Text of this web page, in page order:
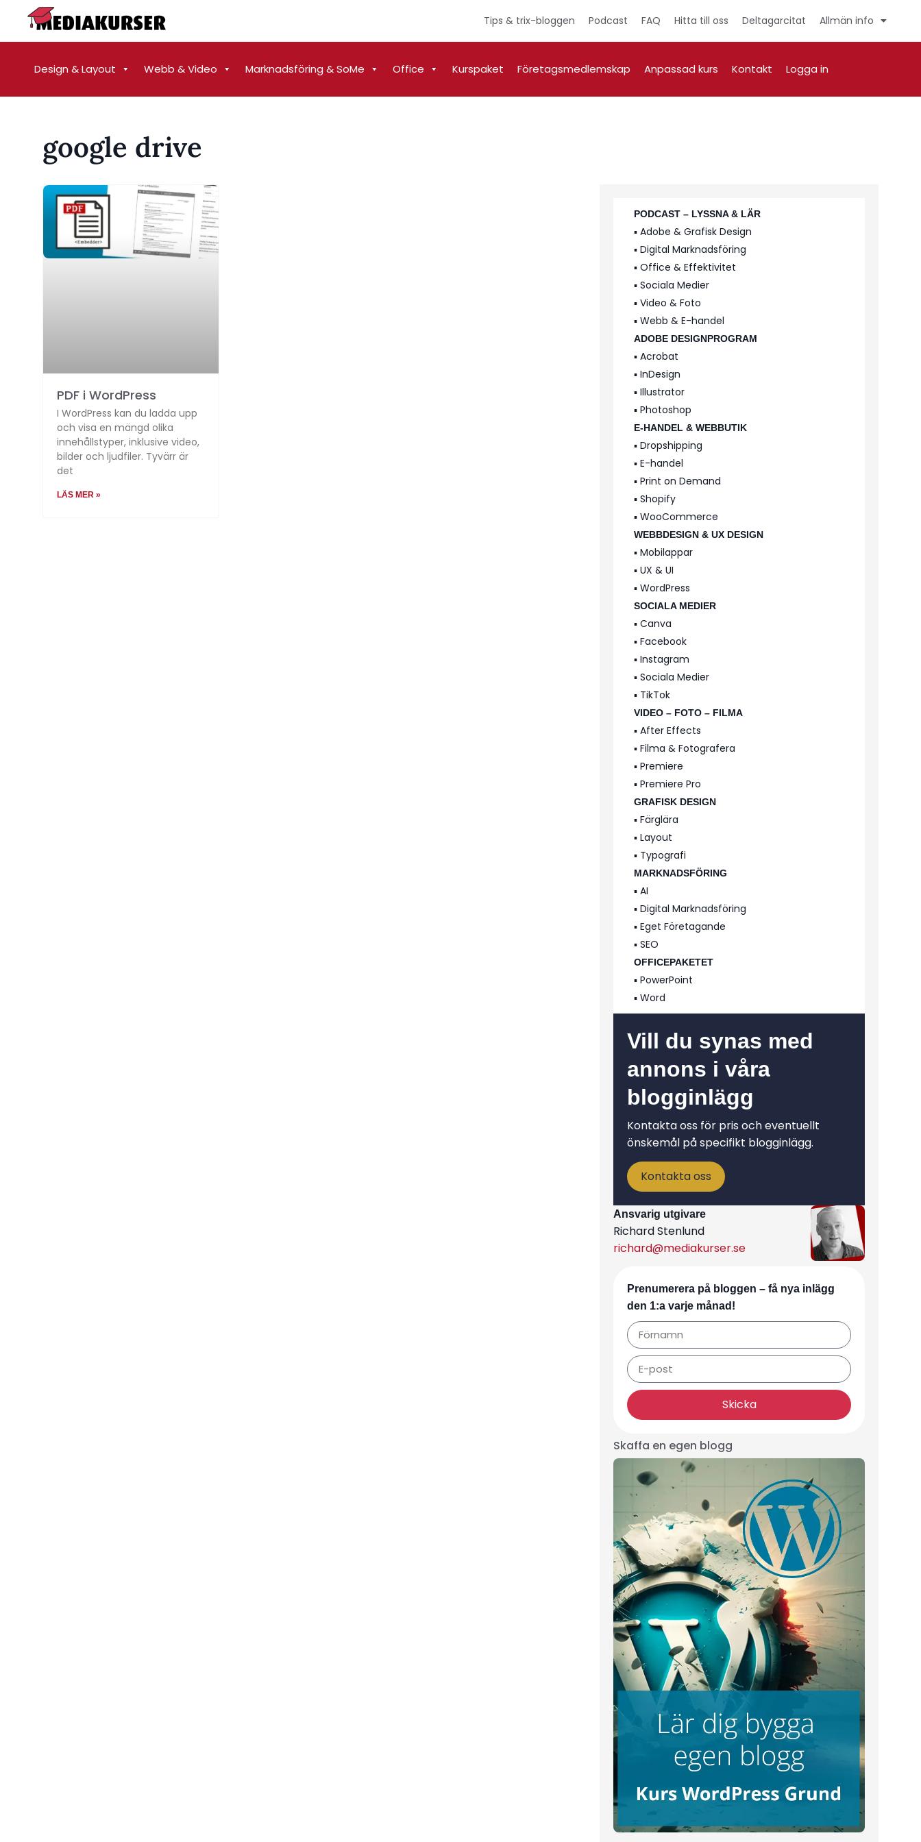
Tips & trix-bloggen Podcast FAQ Hitta till oss Deltagarcitat Allmän info
Design & Layout Webb & Video Marknadsföring & SoMe Office Kurspaket Företagsmedlemskap Anpassad kurs Kontakt Logga in
google drive
PODCAST – LYSSNA & LÄR
▪️ Adobe & Grafisk Design
▪️ Digital Marknadsföring
▪️ Office & Effektivitet
▪️ Sociala Medier
▪️ Video & Foto
▪️ Webb & E-handel
ADOBE DESIGNPROGRAM
▪️ Acrobat
▪️ InDesign
▪️ Illustrator
▪️ Photoshop
E-HANDEL & WEBBUTIK
▪️ Dropshipping
▪️ E-handel
▪️ Print on Demand
▪️ Shopify
▪️ WooCommerce
WEBBDESIGN & UX DESIGN
▪️ Mobilappar
▪️ UX & UI
▪️ WordPress
SOCIALA MEDIER
▪️ Canva
▪️ Facebook
▪️ Instagram
▪️ Sociala Medier
▪️ TikTok
VIDEO – FOTO – FILMA
▪️ After Effects
▪️ Filma & Fotografera
▪️ Premiere
▪️ Premiere Pro
GRAFISK DESIGN
▪️ Färglära
▪️ Layout
▪️ Typografi
MARKNADSFÖRING
▪️ AI
▪️ Digital Marknadsföring
▪️ Eget Företagande
▪️ SEO
OFFICEPAKETET
▪️ PowerPoint
▪️ Word
Vill du synas med
annons i våra
blogginlägg
Kontakta oss för pris och eventuellt
önskemål på specifikt blogginlägg.
Kontakta oss
Ansvarig utgivare
Richard Stenlund
richard@mediakurser.se
Prenumerera på bloggen – få nya inlägg
den 1:a varje månad!
Skicka
Skaffa en egen blogg
PDF i WordPress
I WordPress kan du ladda upp
och visa en mängd olika
innehållstyper, inklusive video,
bilder och ljudfiler. Tyvärr är
det
LÄS MER »